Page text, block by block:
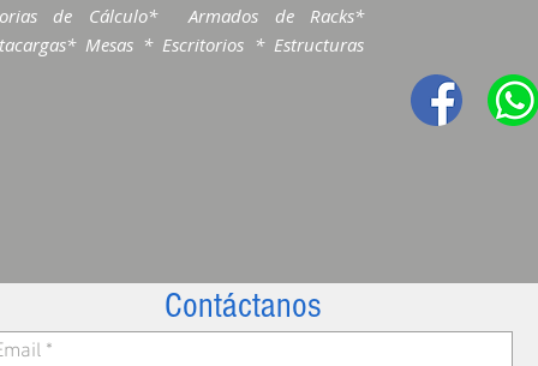
de Cálculo* Armados de Racks*
Mesas * Escritorios * Estructuras
Contáctanos